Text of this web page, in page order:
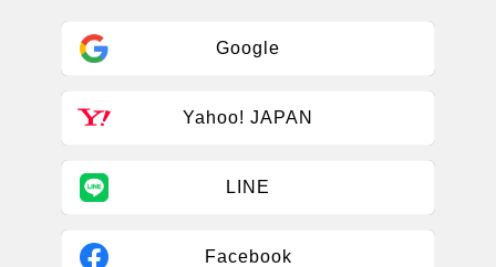
Google
Yahoo! JAPAN
LINE
Facebook